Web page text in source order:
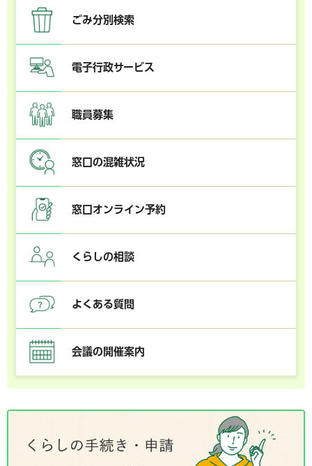
ごみ分別検索
電子行政サービス
職員募集
窓口の混雑状況
窓口オンライン予約
くらしの相談
よくある質問
会議の開催案内